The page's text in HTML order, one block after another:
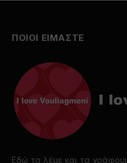
ΠΟΙΟΙ ΕΙΜΑΣΤΕ
Εδώ τα λέμε και τα